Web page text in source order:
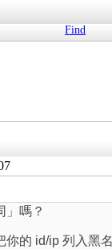
Find
」嗎？
你的 id/ip 列入